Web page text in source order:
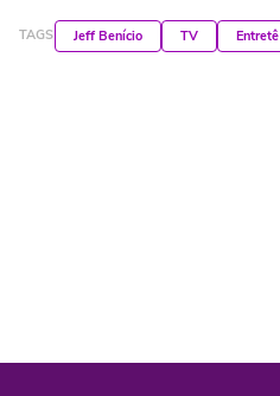
TAGS Jeff Benício TV Entretê